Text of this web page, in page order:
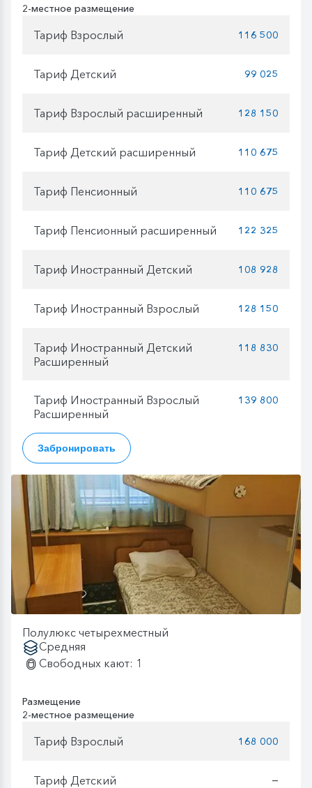
2-местное размещение
Тариф Взрослый 116 500
Тариф Детский 99 025
Тариф Взрослый расширенный 128 150
Тариф Детский расширенный 110 675
Тариф Пенсионный 110 675
Тариф Пенсионный расширенный 122 325
Тариф Иностранный Детский 108 928
Тариф Иностранный Взрослый 128 150
Тариф Иностранный Детский
Расширенный
118 830
Тариф Иностранный Взрослый
Расширенный
139 800
Забронировать
Полулюкс четырехместный
Средняя
Свободных кают: 1
Размещение
2-местное размещение
Тариф Взрослый 168 000
Тариф Детский —